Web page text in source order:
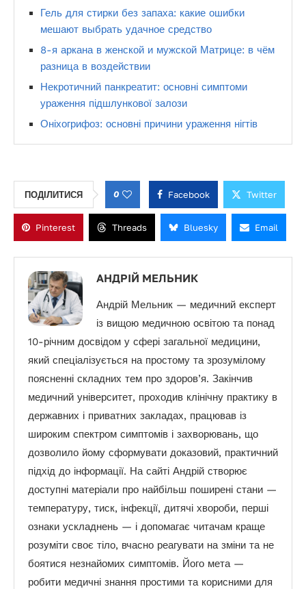
Гель для стирки без запаха: какие ошибки
мешают выбрать удачное средство
8-я аркана в женской и мужской Матрице: в чём
разница в воздействии
Некротичний панкреатит: основні симптоми
ураження підшлункової залози
Оніхогрифоз: основні причини ураження нігтів
ПОДІЛИТИСЯ 0 Facebook Twitter
Pinterest Threads Bluesky Email
АНДРІЙ МЕЛЬНИК
Андрій Мельник — медичний експерт
із вищою медичною освітою та понад
10-річним досвідом у сфері загальної медицини,
який спеціалізується на простому та зрозумілому
поясненні складних тем про здоров’я. Закінчив
медичний університет, проходив клінічну практику в
державних і приватних закладах, працював із
широким спектром симптомів і захворювань, що
дозволило йому сформувати доказовий, практичний
підхід до інформації. На сайті Андрій створює
доступні матеріали про найбільш поширені стани —
температуру, тиск, інфекції, дитячі хвороби, перші
ознаки ускладнень — і допомагає читачам краще
розуміти своє тіло, вчасно реагувати на зміни та не
боятися незнайомих симптомів. Його мета —
робити медичні знання простими та корисними для